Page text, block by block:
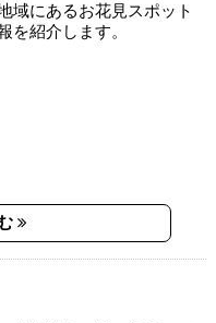
域にあるお花見スポット
を紹介します。